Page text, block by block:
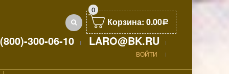
0
Корзина: 0.00Р
300-06-10 LARO@BK.RU
ВОЙТИ